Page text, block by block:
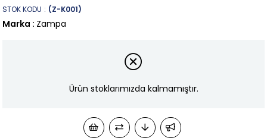
(Z-K001)
STOK KODU
Marka : Zampa
Ürün stoklarımızda kalmamıştır.